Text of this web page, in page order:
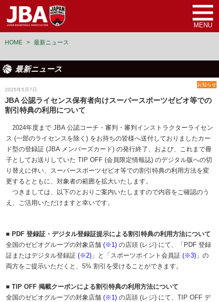
MENU
HOME > 最新ニュース
最新ニュース
2025年5月7日
お知らせ
JBA 公認ライセンス保有者向けスーパースポーツゼビオ等での
割引特典の利用について
2024年度まで JBA 公認コーチ・審判・審判インストラクターライセン
ス (一部のライセンスを除く) をお持ちの皆様へ送付しておりましたカー
ド型の登録証 (JBA メンバーズカード) の発行終了、および、これまで冊
子としてお送りしていた TIP OFF (会員限定情報誌) のデジタル版への切
り替えに伴い、スーパースポーツゼビオ等での割引特典の利用方法を変
更するとともに、対象者の範囲を拡大いたします。
つきましては、以下のとおりご案内いたしますので内容をご確認のう
え、ご活用いただけますと幸いです。
■ PDF 登録証・デジタル登録証提示による割引特典の利用方法について
全国のゼビオグループの対象店舗 (※1) の店頭 (レジ) にて、「PDF 登録
証またはデジタル登録証 (※2) 」と「スポーツポイント会員証 (※3) 」の
両方をご提示いただくと、5% 割引を受けることができます。
■ TIP OFF 掲載クーポンによる割引特典の利用方法について
全国のゼビオグループの対象店舗 (※1) の店頭 (レジ) にて、TIP OFF デ